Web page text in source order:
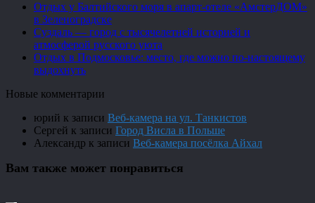
Отдых у Балтийского моря в апарт-отеле «АмстерДОМ»
в Зеленоградске
Суздаль — город с тысячелетней историей и
атмосферой русского уюта
Отдых в Подмосковье: место, где можно по-настоящему
выдохнуть
Новые комментарии
юрий к записи Веб-камера на ул. Танкистов
Сергей к записи Город Висла в Польше
Александр к записи Веб-камера посёлка Айхал
Вам также может понравиться